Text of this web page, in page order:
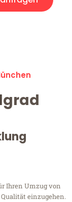
Ihren Umzug von
einzugehen.